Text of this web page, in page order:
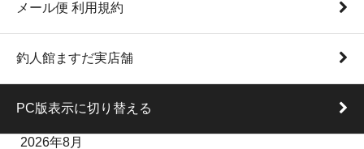
メール便 利用規約
釣人館ますだ実店舗
PC版表示に切り替える
2026年8月